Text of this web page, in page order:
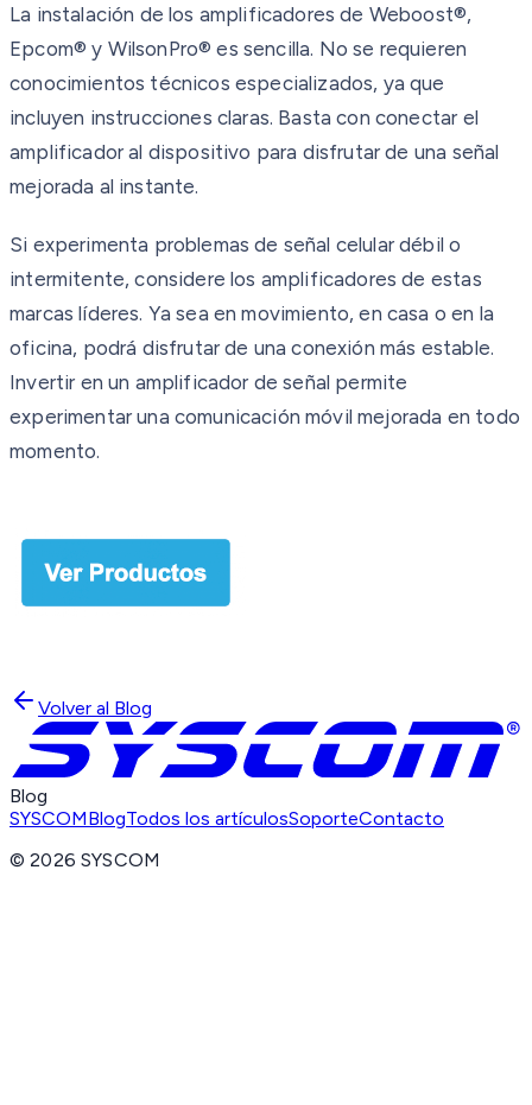
La instalación de los amplificadores de Weboost®,
Epcom® y WilsonPro® es sencilla. No se requieren
conocimientos técnicos especializados, ya que
incluyen instrucciones claras. Basta con conectar el
amplificador al dispositivo para disfrutar de una señal
mejorada al instante.
Si experimenta problemas de señal celular débil o
intermitente, considere los amplificadores de estas
marcas líderes. Ya sea en movimiento, en casa o en la
oficina, podrá disfrutar de una conexión más estable.
Invertir en un amplificador de señal permite
experimentar una comunicación móvil mejorada en todo
momento.
Volver al Blog
Blog
SYSCOMBlogTodos los artículosSoporteContacto
©2026 SYSCOM